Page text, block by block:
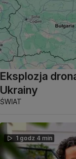
Eksplozja
Ukrainy
ŚWIAT
1 godz 4 min